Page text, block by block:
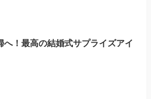
へ！最高の結婚式サプライズアイ